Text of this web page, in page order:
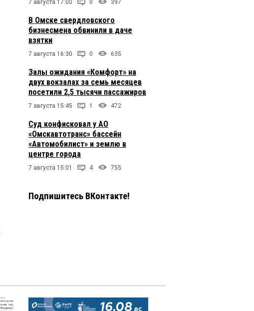
7 августа 17:00 0 397
В Омске свердловского
бизнесмена обвинили в даче
взятки
7 августа 16:30 0 635
Залы ожидания «Комфорт» на
двух вокзалах за семь месяцев
посетили 2,5 тысячи пассажиров
7 августа 15:45 1 472
Суд конфисковал у АО
«Омскавтотранс» бассейн
«Автомобилист» и землю в
центре города
7 августа 15:01 4 755
Подпишитесь ВКонтакте!